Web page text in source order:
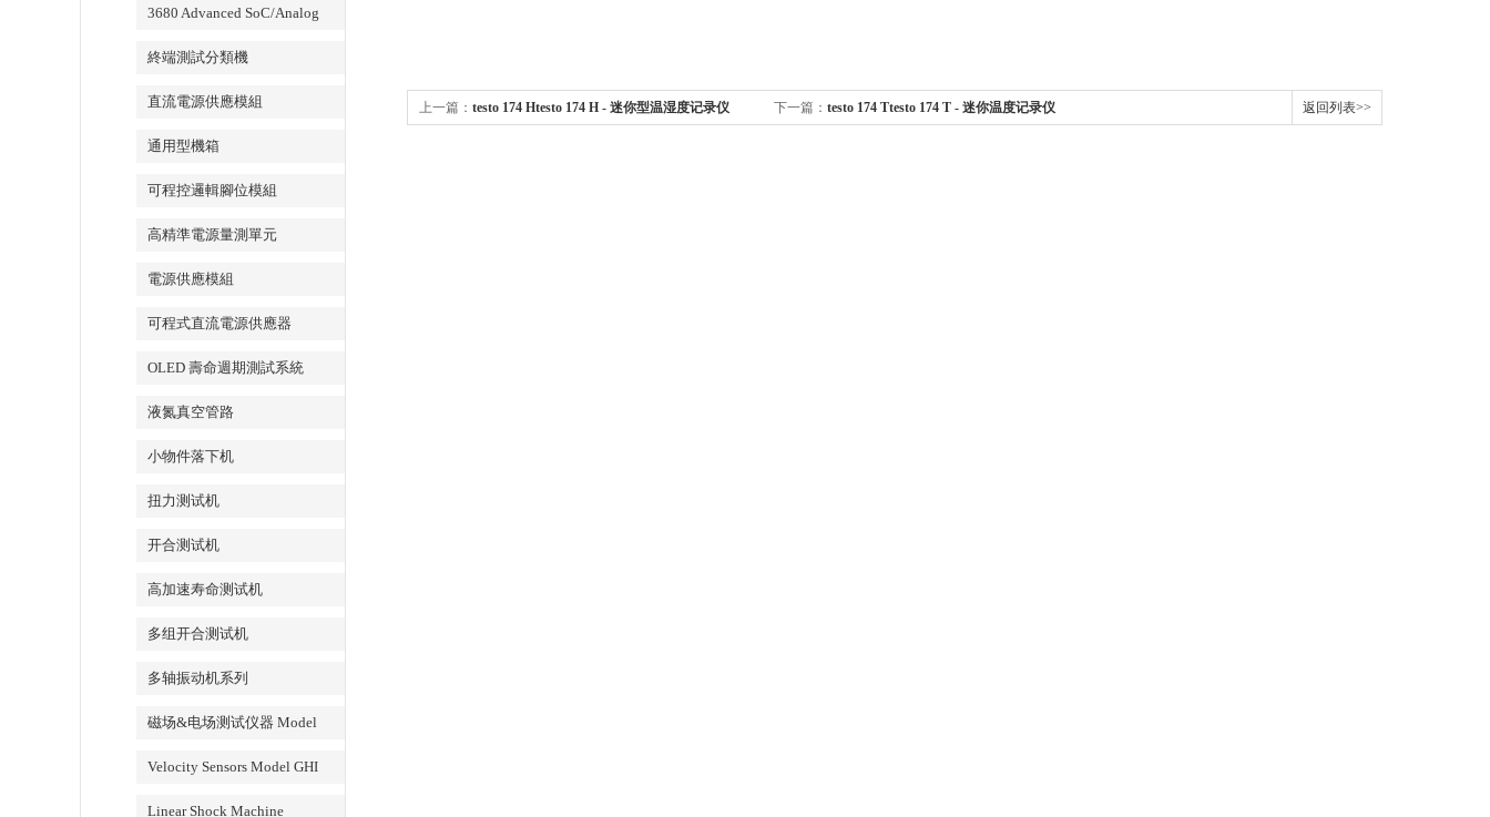
3680 Advanced SoC/Analog
Test System
終端測試分類機
直流電源供應模組
通用型機箱
可程控邏輯腳位模組
高精準電源量測單元
電源供應模組
可程式直流電源供應器
OLED 壽命週期測試系統
液氮真空管路
小物件落下机
扭力测试机
开合测试机
高加速寿命测试机
多组开合测试机
多轴振动机系列
磁场&电场测试仪器 Model
Velocity Sensors Model GHI
Linear Shock Machine
上一篇： testo 174 Htesto 174 H - 迷你型温湿度记录仪 下一篇： testo 174 Ttesto 174 T - 迷你温度记录仪 返回列表>>